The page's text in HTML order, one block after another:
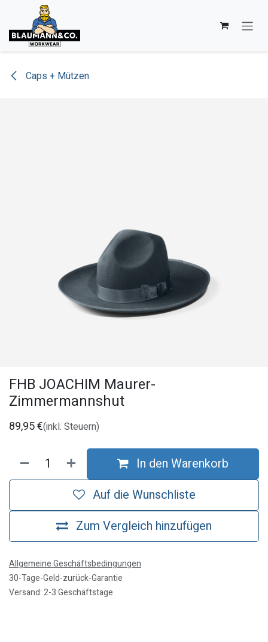
Zum Inhalt springen
Caps + Mützen
FHB JOACHIM Maurer-
Zimmermannshut
89,95€(inkl. Steuern)
In den Warenkorb
Zum Vergleich hinzufügen
Auf die Wunschliste
Allgemeine Geschäftsbedingungen
30-Tage-Geld-zurück-Garantie
Versand: 2-3 Geschäftstage